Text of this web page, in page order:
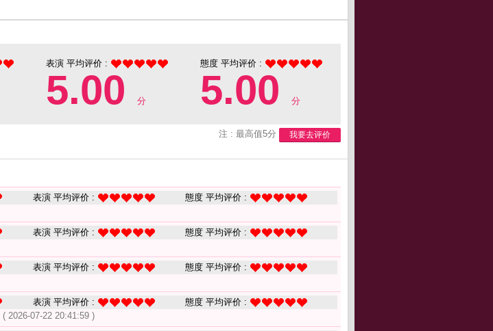
表演 平均评价 :
5.00 分
態度 平均评价 :
5.00 分
注 : 最高值5分 我要去评价
表演 平均评价 :
態度 平均评价 :
表演 平均评价 :
態度 平均评价 :
表演 平均评价 :
態度 平均评价 :
表演 平均评价 :
態度 平均评价 :
( 2026-07-22 20:41:59 )